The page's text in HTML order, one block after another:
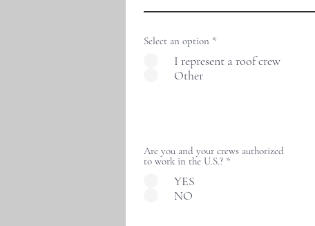
Select an option *
I represent a roof crew
Other
Are you and your crews authorized
to work in the U.S.? *
YES
NO